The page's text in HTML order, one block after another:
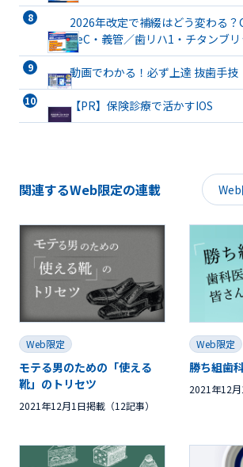
2026年改定で補綴はどう変わる？
TeC・義管／歯リハ1・チタンブ
ト有床義歯まで詳解
動画でわかる！必ず上達 抜歯手技
【PR】保険診療で活かすIOS
関連するWeb限定の連載
Web限定
モテる男のための「使える
靴」のトリセツ
2021年12月1日掲載（12記事）
Web限定
勝ち組歯
2021年12月